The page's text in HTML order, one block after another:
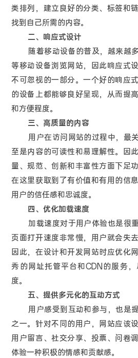
类排列，建立良好的分类、标签和
找到自己所需的内容。
二、响应式设计
随着移动设备的普及，越来越多
等移动设备浏览网站，因此响应式
不可忽视的一部分。一个好的响应
的设备上都能够良好呈现，从而提
和方便程度。
三、高质量的内容
用户在访问网站的过程中，最关
至是内容的可读性和易理解性。因
量、规范、创新和丰富性方面下足
在这里获取到了有价值和有用的信
用户的信任感和忠诚度。
四、优化加载速度
加载速度对于用户体验也是很重
页面打开速度非常慢，用户就会失
因此，在设计和开发网站时应优化
秀的网址托管平台和CDN的服务
度。
五、提供多元化的互动方式
用户感受到互动和参与，也是提
之一。针对不同的用户，网站应该
用户留言、社交分享、投票、问卷
体验一种积极的情感和贡献感。